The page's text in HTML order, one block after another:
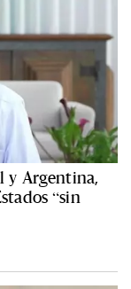
y Argentina,
“sin